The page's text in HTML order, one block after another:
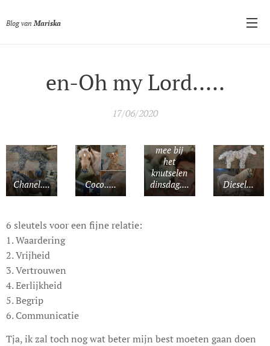
Blog van Mariska
en-Oh my Lord.....
17/06/2020
Chanel.... Coco.....
kijkt over
mee bij
het
knutselen
dinsdag....
Diesel...
6 sleutels voor een fijne relatie:
1. Waardering
2. Vrijheid
3. Vertrouwen
4. Eerlijkheid
5. Begrip
6. Communicatie
Tja, ik zal toch nog wat beter mijn best moeten gaan doen